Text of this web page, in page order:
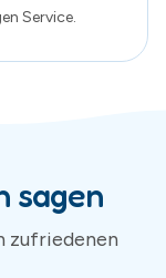
preiswert,